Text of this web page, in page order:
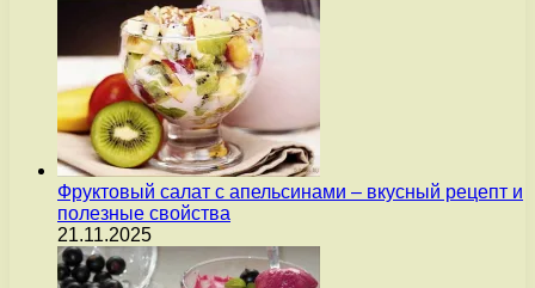
Фруктовый салат с апельсинами – вкусный рецепт и
полезные свойства
21.11.2025